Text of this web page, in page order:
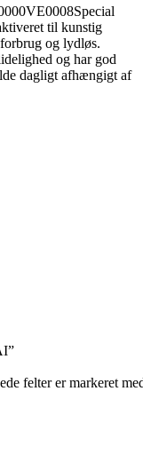
til kunstig
og lydløs.
og har god
dagligt afhængigt af
felter er markeret